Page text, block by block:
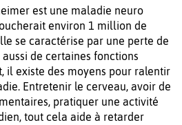
est une maladie neuro
environ 1 million de
se caractérise par une perte de
de certaines fonctions
il existe des moyens pour ralentir
Entretenir le cerveau, avoir de
pratiquer une activité
tout cela aide à retarder